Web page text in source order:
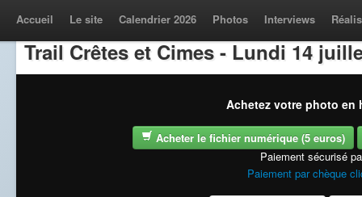
Accueil Le site Calendrier 2026 Photos Interviews
Trail Crêtes et Cimes - Lundi 14
Achetez votre photo en
Acheter le fichier numérique (5 euros)
Paiement sécurisé
Paiement par chèque